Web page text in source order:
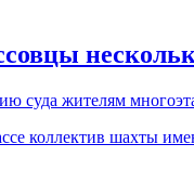
суда жителям